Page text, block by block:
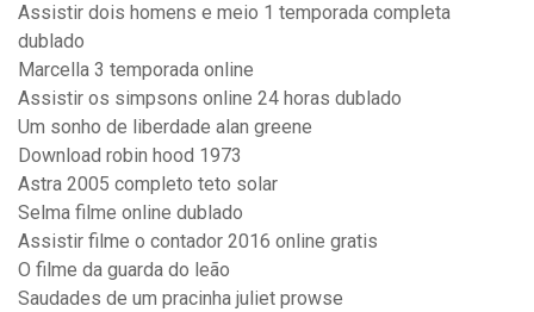
Assistir dois homens e meio 1 temporada completa
dublado
Marcella 3 temporada online
Assistir os simpsons online 24 horas dublado
Um sonho de liberdade alan greene
Download robin hood 1973
Astra 2005 completo teto solar
Selma filme online dublado
Assistir filme o contador 2016 online gratis
O filme da guarda do leão
Saudades de um pracinha juliet prowse